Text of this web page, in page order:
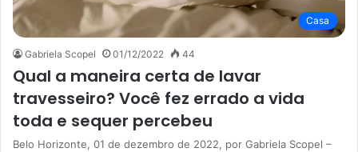
Casa
Gabriela Scopel 01/12/2022 44
Qual a maneira certa de lavar
travesseiro? Você fez errado a vida
toda e sequer percebeu
Belo Horizonte, 01 de dezembro de 2022, por Gabriela Scopel –